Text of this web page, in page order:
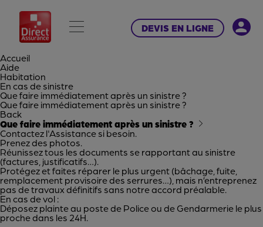
DEVIS EN LIGNE
Accueil
Aide
Habitation
En cas de sinistre
Que faire immédiatement après un sinistre ?
Que faire immédiatement après un sinistre ?
Back
Que faire immédiatement après un sinistre ?
Contactez l'Assistance si besoin.
Prenez des photos.
Réunissez tous les documents se rapportant au sinistre
(factures, justificatifs…).
Protégez et faites réparer le plus urgent (bâchage, fuite,
remplacement provisoire des serrures…), mais n’entreprenez
pas de travaux définitifs sans notre accord préalable.
En cas de vol :
Déposez plainte au poste de Police ou de Gendarmerie le plus
proche dans les 24H.